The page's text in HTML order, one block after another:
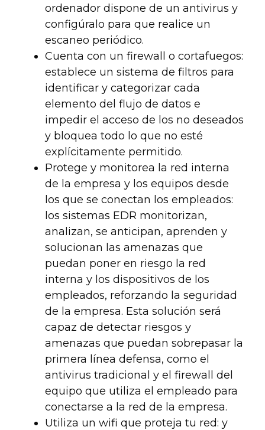
ordenador dispone de un antivirus y
configúralo para que realice un
escaneo periódico.
Cuenta con un firewall o cortafuegos:
establece un sistema de filtros para
identificar y categorizar cada
elemento del flujo de datos e
impedir el acceso de los no deseados
y bloquea todo lo que no esté
explícitamente permitido.
Protege y monitorea la red interna
de la empresa y los equipos desde
los que se conectan los empleados:
los sistemas EDR monitorizan,
analizan, se anticipan, aprenden y
solucionan las amenazas que
puedan poner en riesgo la red
interna y los dispositivos de los
empleados, reforzando la seguridad
de la empresa. Esta solución será
capaz de detectar riesgos y
amenazas que puedan sobrepasar la
primera línea defensa, como el
antivirus tradicional y el firewall del
equipo que utiliza el empleado para
conectarse a la red de la empresa.
Utiliza un wifi que proteja tu red: y